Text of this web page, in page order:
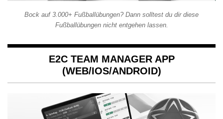
Bock auf 3.000+ Fußballübungen? Dann solltest du dir diese
Fußballübungen nicht entgehen lassen.
E2C TEAM MANAGER APP
(WEB/IOS/ANDROID)